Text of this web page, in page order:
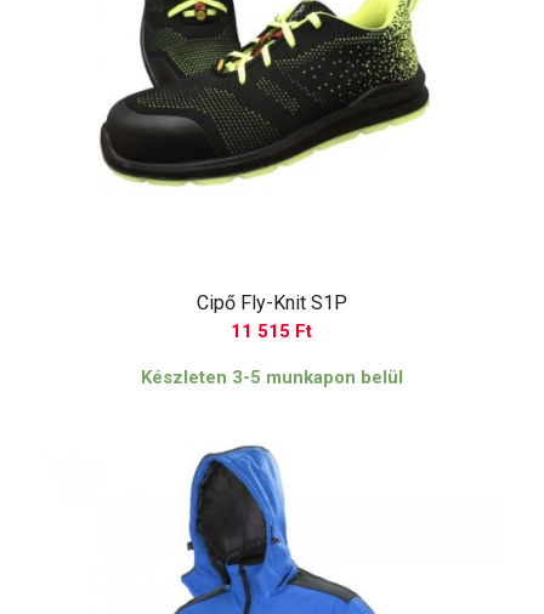
Cipő Fly-Knit S1P
11 515 Ft
Készleten 3-5 munkapon belül